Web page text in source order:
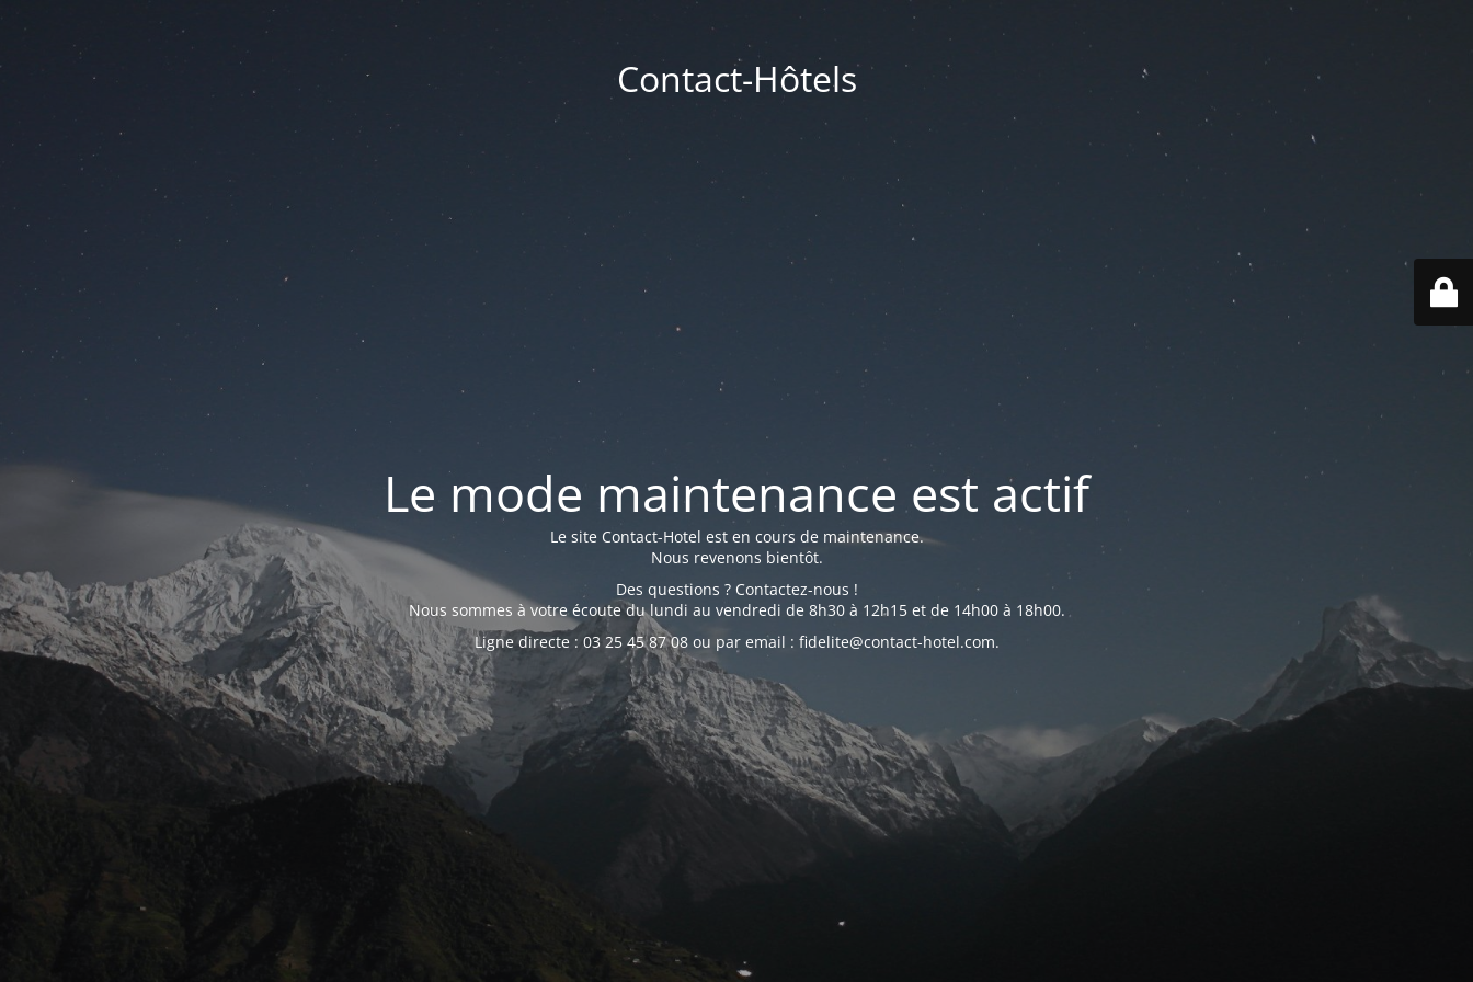
Contact-Hôtels
Le mode maintenance est actif
Le site Contact-Hotel est en cours de maintenance.
Nous revenons bientôt.
Des questions ? Contactez-nous !
Nous sommes à votre écoute du lundi au vendredi de 8h30 à 12h15 et de 14h00 à 18h00.
Ligne directe : 03 25 45 87 08 ou par email : fidelite@contact-hotel.com.